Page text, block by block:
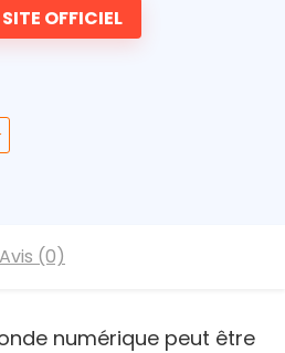
OFFICIEL
Avis (0)
numérique peut être